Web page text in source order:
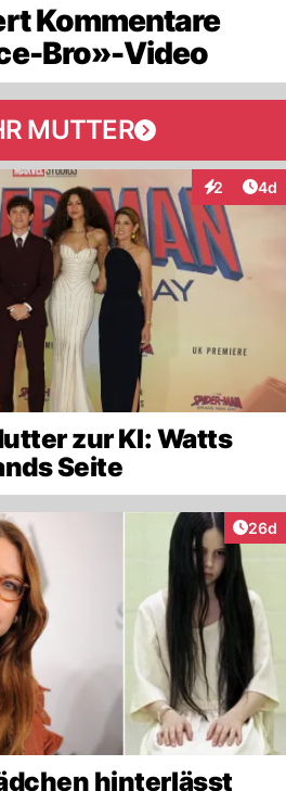
Kommentare
Bro»-Video
MUTTER
2 4d
zur KI: Watts
Seite
26d
hinterlässt